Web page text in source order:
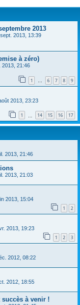
2013
2013, 13:39
à zéro)
2013, 21:46
1 … 6 7 8 9
2013, 23:23
1 14 15 16 17
2013, 21:46
2013, 21:03
2013, 15:04
1 2
2013, 19:23
1 2 3
2012, 08:22
2012, 18:55
à venir !